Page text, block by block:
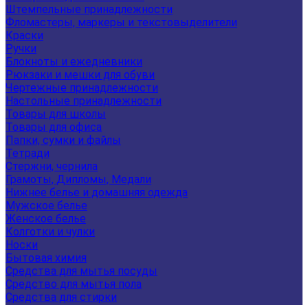
Штемпельные принадлежности
Фломастеры, маркеры и текстовыделители
Краски
Ручки
Блокноты и ежедневники
Рюкзаки и мешки для обуви
Чертежные принадлежности
Настольные принадлежности
Товары для школы
Товары для офиса
Папки, сумки и файлы
Тетради
Стержни, чернила
Грамоты, Дипломы, Медали
Нижнее белье и домашняя одежда
Мужское белье
Женское белье
Колготки и чулки
Носки
Бытовая химия
Средства для мытья посуды
Средство для мытья пола
Средства для стирки